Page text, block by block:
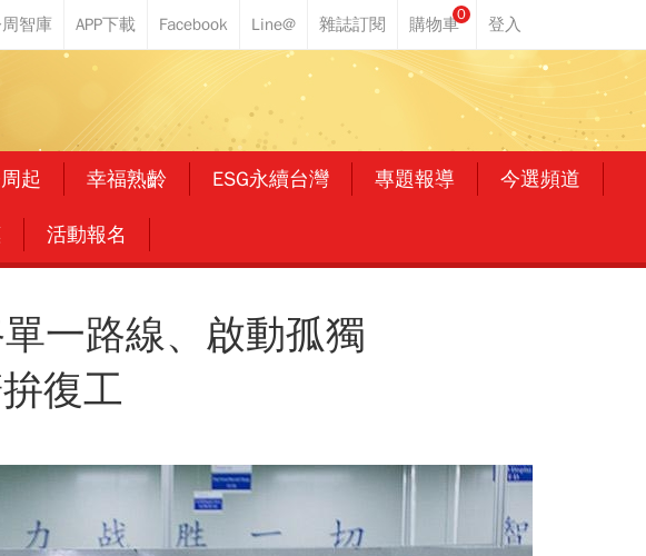
0
起 幸福熟齡 ESG永續台灣 專題報導 今選頻道
活動報名
一路線、啟動孤獨
復工